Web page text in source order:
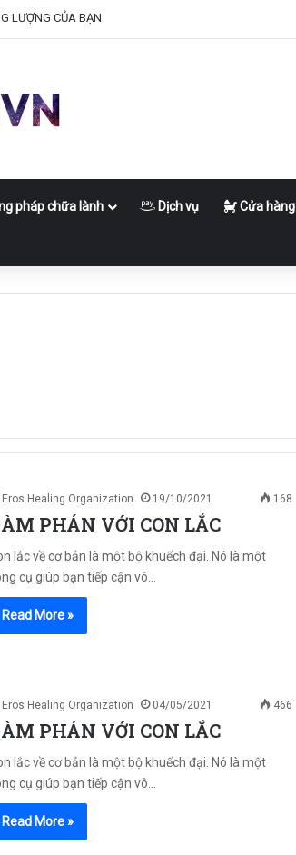
LƯỢNG CỦA BẠN
pháp chữa lành Dịch vụ Cửa hàng
Eros Healing Organization 19/10/2021 168
PHÁN VỚI CON LẮC
lắc về cơ bản là một bộ khuếch đại. Nó là một
cụ giúp bạn tiếp cận vô…
Read More »
Eros Healing Organization 04/05/2021 466
PHÁN VỚI CON LẮC
lắc về cơ bản là một bộ khuếch đại. Nó là một
cụ giúp bạn tiếp cận vô…
Read More »